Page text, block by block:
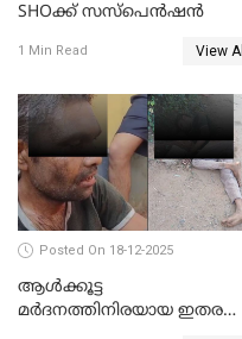
SHOക്ക് സസ്പെൻഷൻ
1 Min Read View All
Posted On 18-12-2025
ആൾക്കൂട്ട
മർദനത്തിനിരയായ ഇതര